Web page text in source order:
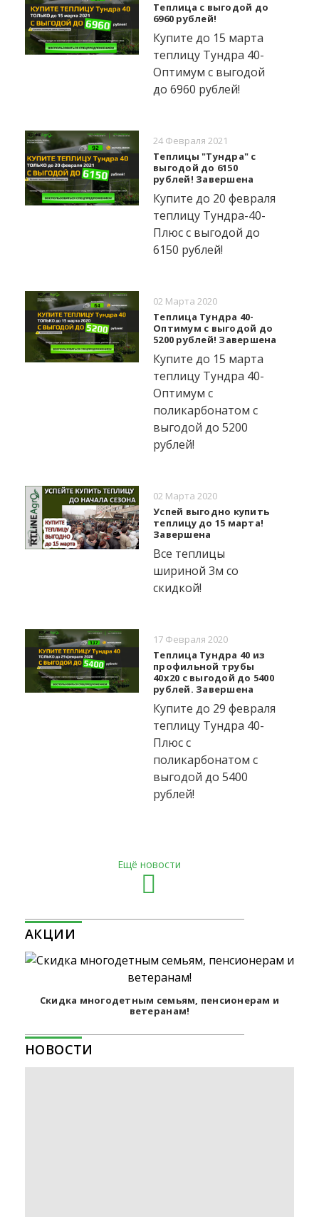
АКЦИИ
Скидка многодетным семьям, пенсионерам и
ветеранам!
НОВОСТИ
Теплица с выгодой до
6960 рублей!
Купите до 15 марта
теплицу Тундра 40-
Оптимум с выгодой
до 6960 рублей!
24 Февраля 2021
Теплицы "Тундра" с
выгодой до 6150
рублей! Завершена
Купите до 20 февраля
теплицу Тундра-40-
Плюс с выгодой до
6150 рублей!
02 Марта 2020
Теплица Тундра 40-
Оптимум с выгодой до
5200 рублей! Завершена
Купите до 15 марта
теплицу Тундра 40-
Оптимум с
поликарбонатом с
выгодой до 5200
рублей!
02 Марта 2020
Успей выгодно купить
теплицу до 15 марта!
Завершена
Все теплицы
шириной 3м со
скидкой!
17 Февраля 2020
Теплица Тундра 40 из
профильной трубы
40x20 с выгодой до 5400
рублей. Завершена
Купите до 29 февраля
теплицу Тундра 40-
Плюс с
поликарбонатом с
выгодой до 5400
рублей!
Ещё новости